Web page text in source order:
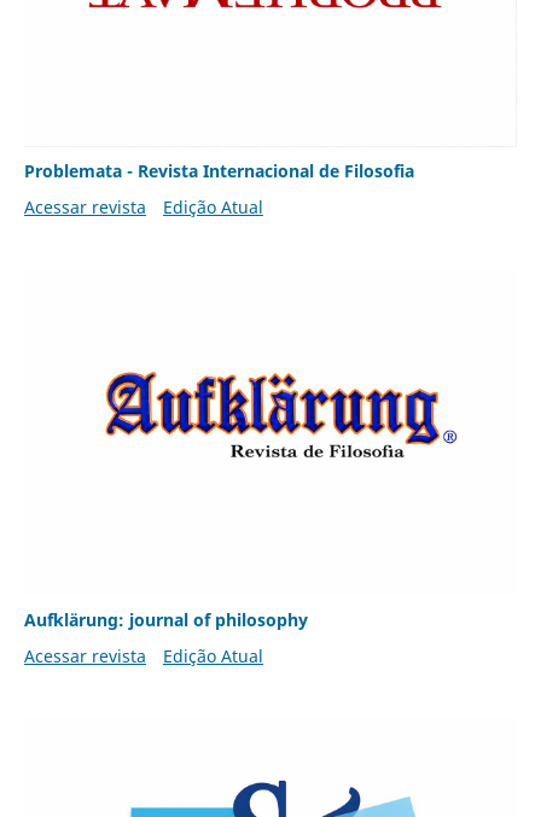
Problemata - Revista Internacional de Filosofia
Acessar revista
Edição Atual
Aufklärung: journal of philosophy
Acessar revista
Edição Atual